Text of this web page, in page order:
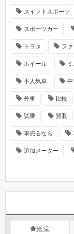
スイフトスポーツ
スポーツカー
トヨタ フ
ホイール
不人気車
外車 比較
試乗 買取
車売るなら
追加メーター
殿堂